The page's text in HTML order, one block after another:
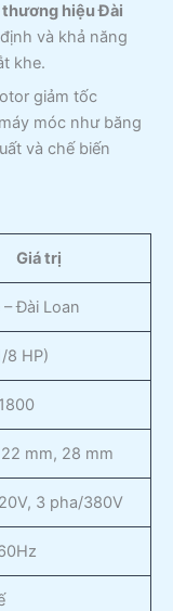
thương hiệu Đài
và khả năng
khe.
giảm tốc
móc như băng
và chế biến
Giá trị
– Đài Loan
8 HP)
mm, 28 mm
3 pha/380V